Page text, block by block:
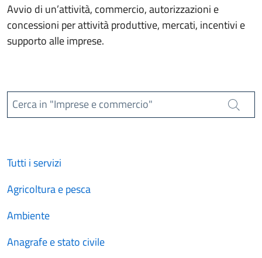
Avvio di un’attività, commercio, autorizzazioni e
concessioni per attività produttive, mercati, incentivi e
supporto alle imprese.
Cerca in "Imprese e commercio"
Cerca
Tutti i servizi
Agricoltura e pesca
Ambiente
Anagrafe e stato civile